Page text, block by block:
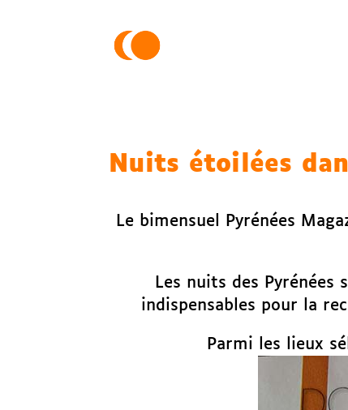
Nuits étoilées
Le bimensuel Pyrénées
Les nuits des Pyrénées
indispensables pour la
Parmi les lieux